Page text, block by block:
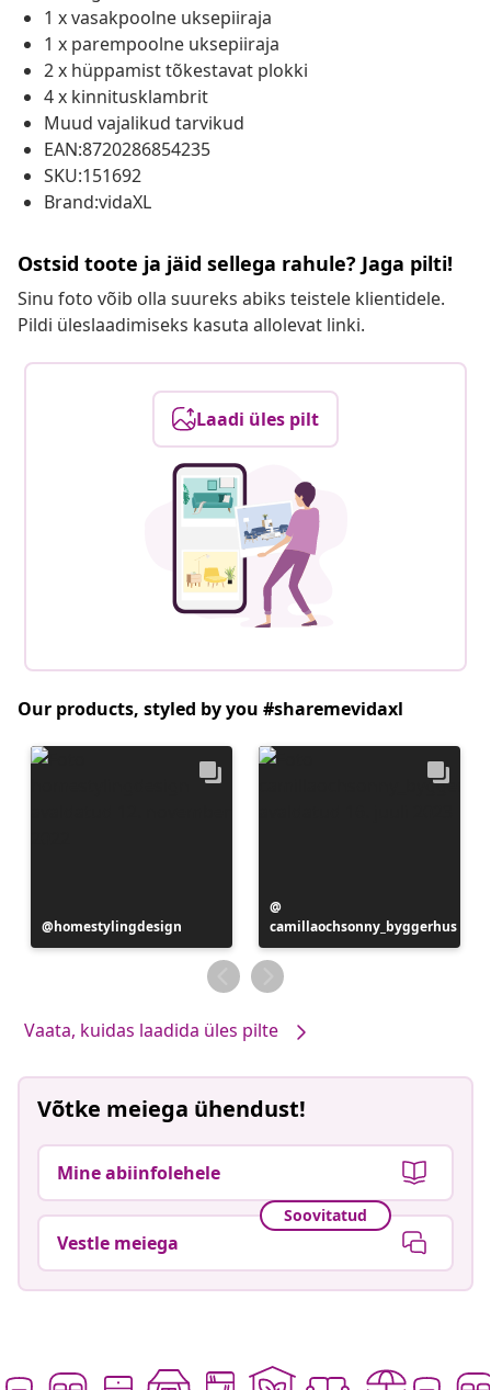
1 x vasakpoolne uksepiiraja
1 x parempoolne uksepiiraja
2 x hüppamist tõkestavat plokki
4 x kinnitusklambrit
Muud vajalikud tarvikud
EAN:8720286854235
SKU:151692
Brand:vidaXL
Ostsid toote ja jäid sellega rahule? Jaga pilti!
Sinu foto võib olla suureks abiks teistele klientidele.
Pildi üleslaadimiseks kasuta allolevat linki.
Laadi üles pilt
Our products, styled by you #sharemevidaxl
Postitus
avaldatud
homestylingdesign
avaldatud
camillaochsonny_byggerhus
Vaata, kuidas laadida üles pilte
Võtke meiega ühendust!
Mine abiinfolehele
Soovitatud
Vestle meiega